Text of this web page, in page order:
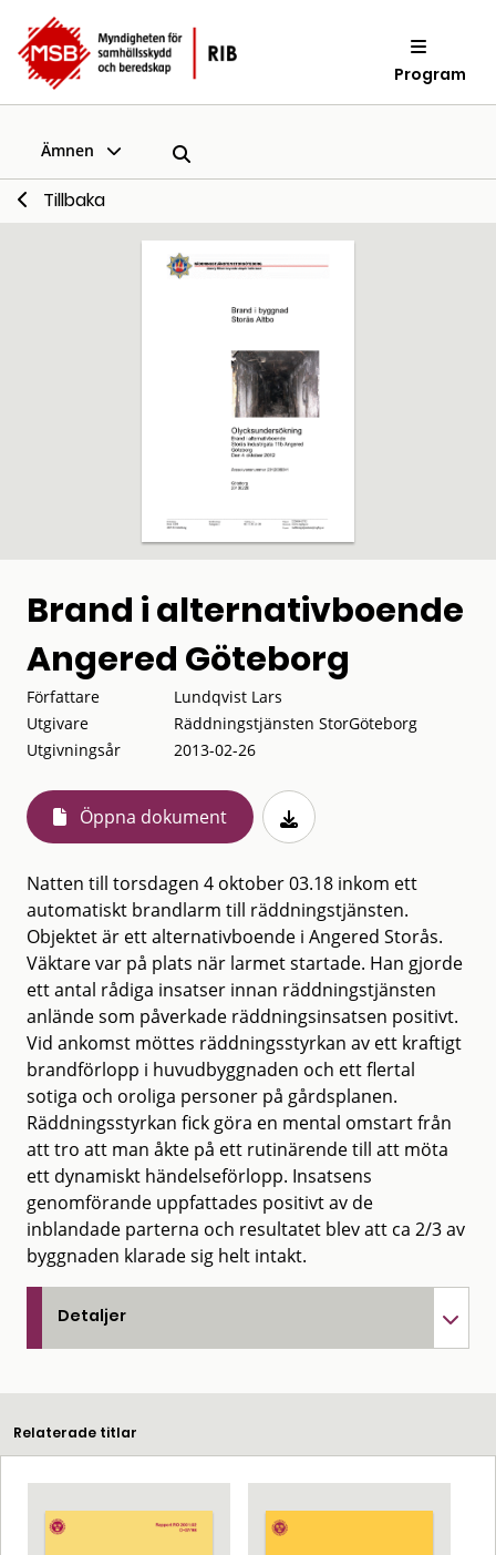
Program
Ämnen
Tillbaka
Brand i alternativboende
Angered Göteborg
Författare
Lundqvist Lars
Utgivare
Räddningstjänsten StorGöteborg
Utgivningsår
2013-02-26
Öppna dokument
Natten till torsdagen 4 oktober 03.18 inkom ett
automatiskt brandlarm till räddningstjänsten.
Objektet är ett alternativboende i Angered Storås.
Väktare var på plats när larmet startade. Han gjorde
ett antal rådiga insatser innan räddningstjänsten
anlände som påverkade räddningsinsatsen positivt.
Vid ankomst möttes räddningsstyrkan av ett kraftigt
brandförlopp i huvudbyggnaden och ett flertal
sotiga och oroliga personer på gårdsplanen.
Räddningsstyrkan fick göra en mental omstart från
att tro att man åkte på ett rutinärende till att möta
ett dynamiskt händelseförlopp. Insatsens
genomförande uppfattades positivt av de
inblandade parterna och resultatet blev att ca 2/3 av
byggnaden klarade sig helt intakt.
Detaljer
Relaterade titlar